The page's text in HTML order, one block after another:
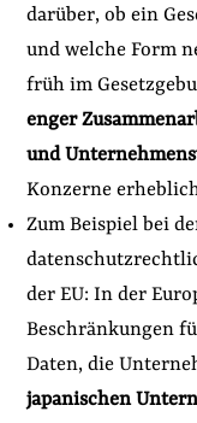
darüber, ob ein
und welche Form
früh im
enger
und
Konzerne
Zum Beispiel bei
der EU: In der
Beschränkungen
Daten, die
japanischen